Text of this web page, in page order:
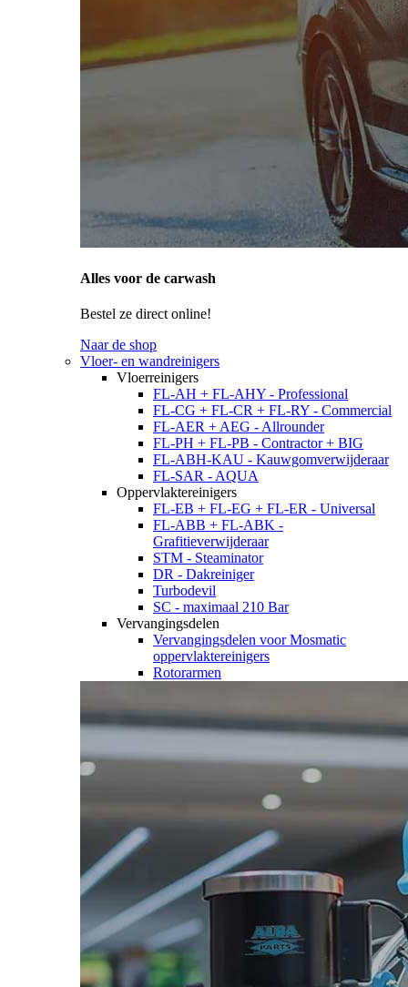
Alles voor de carwash
Bestel ze direct online!
Naar de shop
Vloer- en wandreinigers
Vloerreinigers
FL-AH + FL-AHY - Professional
FL-CG + FL-CR + FL-RY - Commercial
FL-AER + AEG - Allrounder
FL-PH + FL-PB - Contractor + BIG
FL-ABH-KAU - Kauwgomverwijderaar
FL-SAR - AQUA
Oppervlaktereinigers
FL-EB + FL-EG + FL-ER - Universal
FL-ABB + FL-ABK -
Grafitieverwijderaar
STM - Steaminator
DR - Dakreiniger
Turbodevil
SC - maximaal 210 Bar
Vervangingsdelen
Vervangingsdelen voor Mosmatic
oppervlaktereinigers
Rotorarmen